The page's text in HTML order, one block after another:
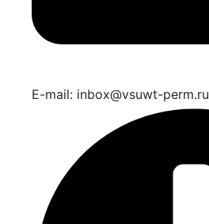
E-mail: inbox@vsuwt-perm.ru